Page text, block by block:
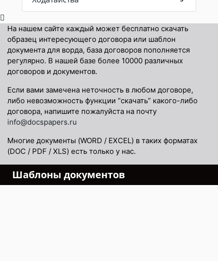
На нашем сайте каждый может бесплатно скачать
образец интересующего договора или шаблон
документа для ворда, база договоров пополняется
регулярно. В нашей базе более 10000 различных
договоров и документов.
Если вами замечена неточность в любом договоре,
либо невозможность функции “скачать” какого-либо
договора, напишите пожалуйста на почту
info@docspapers.ru
Многие документы (WORD / EXCEL) в таких форматах
(DOC / PDF / XLS) есть только у нас.
Шаблоны документов